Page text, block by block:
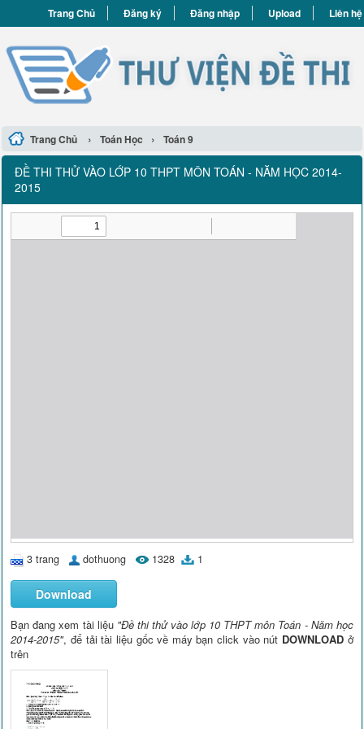
Trang Chủ Đăng ký Đăng nhập Upload Liên hệ
Trang Chủ › Toán Học › Toán 9
ĐỀ THI THỬ VÀO LỚP 10 THPT MÔN TOÁN - NĂM HỌC 2014-
2015
3 trang dothuong 1328 1
Download
Bạn đang xem tài liệu "Đề thi thử vào lớp 10 THPT môn Toán - Năm học
2014-2015", để tải tài liệu gốc về máy bạn click vào nút DOWNLOAD ở
trên